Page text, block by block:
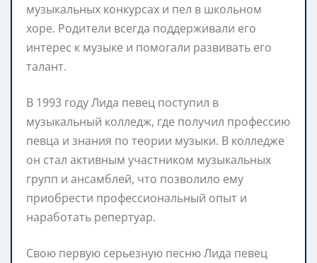
музыкальных конкурсах и пел в школьном
хоре. Родители всегда поддерживали его
интерес к музыке и помогали развивать его
талант.
В 1993 году Лида певец поступил в
музыкальный колледж, где получил профессию
певца и знания по теории музыки. В колледже
он стал активным участником музыкальных
групп и ансамблей, что позволило ему
приобрести профессиональный опыт и
наработать репертуар.
Свою первую серьезную песню Лида певец